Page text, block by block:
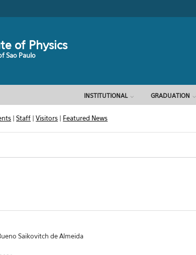
of Physics
Sao Paulo
INSTITUTIONAL GRADUATION
|Staff |Visitors | Featured News
Saikovitch de Almeida